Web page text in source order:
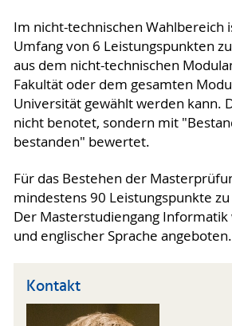
Im nicht-technischen Wahlbereich
Umfang von 6 Leistungspunkten
aus dem nicht-technischen
Fakultät oder dem gesamten
Universität gewählt werden kann.
nicht benotet, sondern mit
bestanden" bewertet.
Für das Bestehen der
mindestens 90 Leistungspunkte
Der Masterstudiengang
und englischer Sprache angeboten.
Kontakt